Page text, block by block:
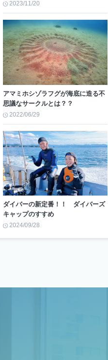
2023/11/20
アマミホシゾラフグが海底に造る不
思議なサークルとは？？
2022/06/29
ダイバーの新定番！！ ダイバーズ
キャップのすすめ
2024/09/28